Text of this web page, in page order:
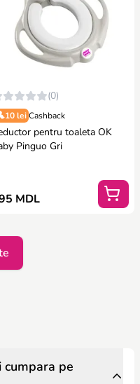
(0)
10 lei Cashback
pentru toaleta OK
Pinguo Gri
MDL
cumpara pe